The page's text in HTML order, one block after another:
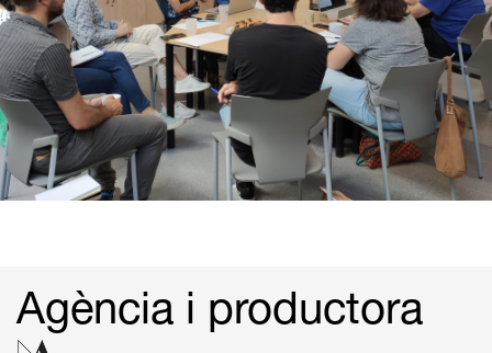
Agència i productora